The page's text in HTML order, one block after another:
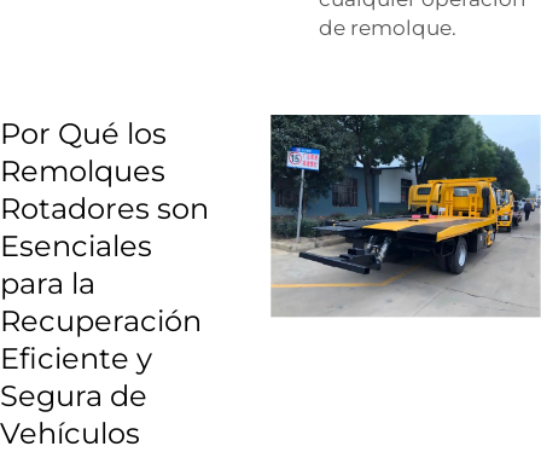
de remolque.
Por Qué los
Remolques
Rotadores son
Esenciales
para la
Recuperación
Eficiente y
Segura de
Vehículos